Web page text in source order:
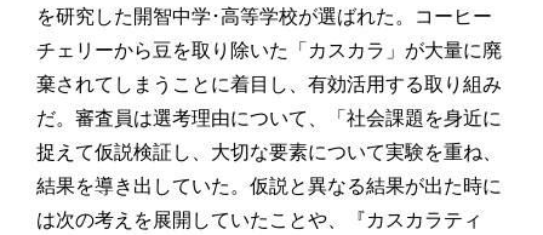
を研究した開智中学･高等学校が選ばれた。コーヒー
チェリーから豆を取り除いた「カスカラ」が大量に廃
棄されてしまうことに着目し、有効活用する取り組み
だ。審査員は選考理由について、「社会課題を身近に
捉えて仮説検証し、大切な要素について実験を重ね、
結果を導き出していた。仮説と異なる結果が出た時に
は次の考えを展開していたことや、『カスカラティ